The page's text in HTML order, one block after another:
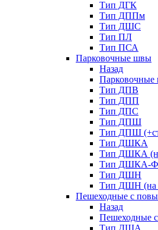
Тип ДГК
Тип ДППм
Тип ДШС
Тип ПЛ
Тип ПСА
Парковочные швы
Назад
Тип ДПВ
Тип ДПП
Тип ДПС
Тип ДПШ
Тип ДПШ
Тип ДШКА
Тип ДШКА
Тип ДШКА-
Тип ДШН
Тип ДШН (на
Пешеходные с
Назад
Пешеходные
Тип ДША